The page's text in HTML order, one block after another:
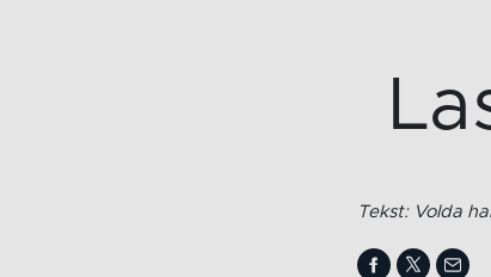
Tekst: Volda